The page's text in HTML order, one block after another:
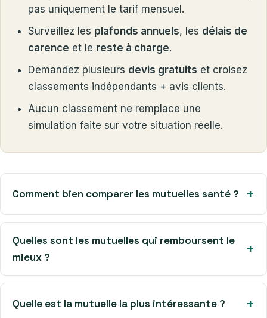
pas uniquement le tarif mensuel.
Surveillez les plafonds annuels, les délais de
carence et le reste à charge.
Demandez plusieurs devis gratuits et croisez
classements indépendants + avis clients.
Aucun classement ne remplace une
simulation faite sur votre situation réelle.
Comment bien comparer les mutuelles santé ?
Quelles sont les mutuelles qui remboursent le
mieux ?
Quelle est la mutuelle la plus intéressante ?